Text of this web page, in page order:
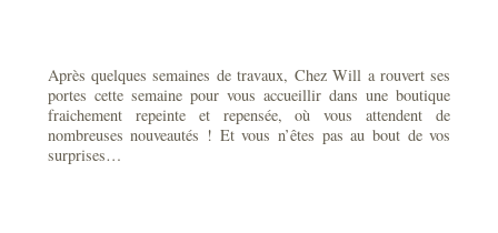
Après quelques semaines de travaux, Chez Will a rouvert ses
portes cette semaine pour vous accueillir dans une boutique
fraichement repeinte et repensée, où vous attendent de
nombreuses nouveautés ! Et vous n’êtes pas au bout de vos
surprises…